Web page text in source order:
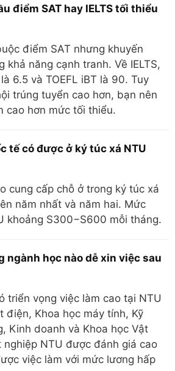
điểm SAT hay IELTS tối thiểu
điểm SAT nhưng khuyến
khả năng cạnh tranh. Về IELTS,
6.5 và TOEFL iBT là 90. Tuy
trúng tuyển cao hơn, bạn nên
cao hơn mức tối thiểu.
tế có được ở ký túc xá NTU
cung cấp chỗ ở trong ký túc xá
năm nhất và năm hai. Mức
khoảng S300−S600 mỗi tháng.
ngành học nào dễ xin việc sau
triển vọng việc làm cao tại NTU
điện, Khoa học máy tính, Kỹ
Kinh doanh và Khoa học Vật
nghiệp NTU được đánh giá cao
việc làm với mức lương hấp